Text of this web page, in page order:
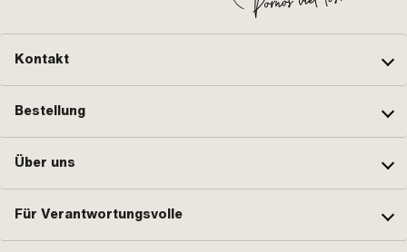
Kontakt
Bestellung
Über uns
Für Verantwortungsvolle